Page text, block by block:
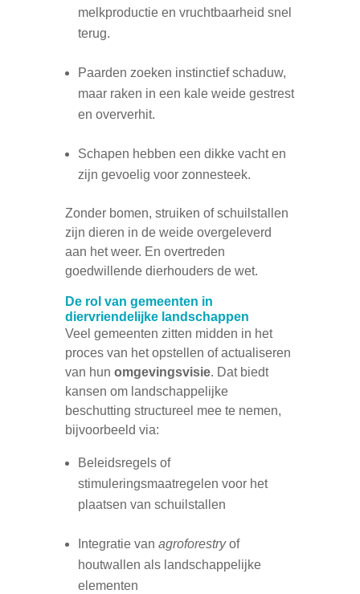
melkproductie en vruchtbaarheid snel
terug.
Paarden zoeken instinctief schaduw,
maar raken in een kale weide gestrest
en oververhit.
Schapen hebben een dikke vacht en
zijn gevoelig voor zonnesteek.
Zonder bomen, struiken of schuilstallen
zijn dieren in de weide overgeleverd
aan het weer. En overtreden
goedwillende dierhouders de wet.
De rol van gemeenten in
diervriendelijke landschappen
Veel gemeenten zitten midden in het
proces van het opstellen of actualiseren
van hun omgevingsvisie. Dat biedt
kansen om landschappelijke
beschutting structureel mee te nemen,
bijvoorbeeld via:
Beleidsregels of
stimuleringsmaatregelen voor het
plaatsen van schuilstallen
Integratie van agroforestryof
houtwallen als landschappelijke
elementen